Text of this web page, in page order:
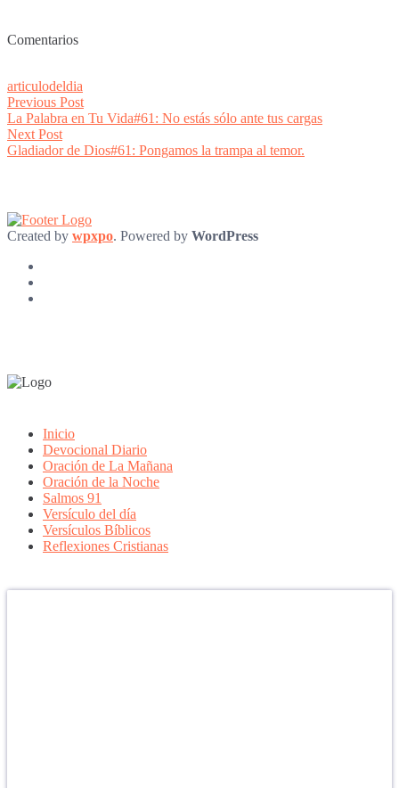
Comentarios
articulodeldia
Post
navigation
Previous PostPrevious
post:
La Palabra en Tu Vida#61: No estás sólo ante tus cargas
Next PostNext
post:
Gladiador de Dios#61: Pongamos la trampa al temor.
Created by wpxpo. Powered by WordPress
Inicio
Devocional Diario
Oración de La Mañana
Oración de la Noche
Salmos 91
Versículo del día
Versículos Bíblicos
Reflexiones Cristianas